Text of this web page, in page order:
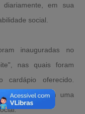
em sua
social.
inauguradas no
nas quais foram
cardápio oferecido.
se constitui em uma